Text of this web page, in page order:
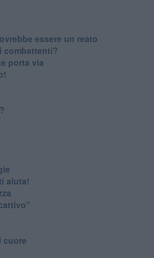
essere un reato
combattenti?
porta via
aiuta!
cuore